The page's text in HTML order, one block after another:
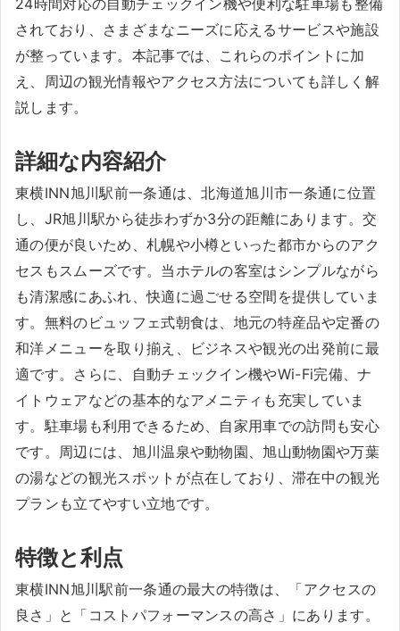
24時間対応の自動チェックイン機や便利な駐車場も整備
されており、さまざまなニーズに応えるサービスや施設
が整っています。本記事では、これらのポイントに加
え、周辺の観光情報やアクセス方法についても詳しく解
説します。
詳細な内容紹介
東横INN旭川駅前一条通は、北海道旭川市一条通に位置
し、JR旭川駅から徒歩わずか3分の距離にあります。交
通の便が良いため、札幌や小樽といった都市からのアク
セスもスムーズです。当ホテルの客室はシンプルながら
も清潔感にあふれ、快適に過ごせる空間を提供していま
す。無料のビュッフェ式朝食は、地元の特産品や定番の
和洋メニューを取り揃え、ビジネスや観光の出発前に最
適です。さらに、自動チェックイン機やWi-Fi完備、ナ
イトウェアなどの基本的なアメニティも充実していま
す。駐車場も利用できるため、自家用車での訪問も安心
です。周辺には、旭川温泉や動物園、旭山動物園や万葉
の湯などの観光スポットが点在しており、滞在中の観光
プランも立てやすい立地です。
特徴と利点
東横INN旭川駅前一条通の最大の特徴は、「アクセスの
良さ」と「コストパフォーマンスの高さ」にあります。